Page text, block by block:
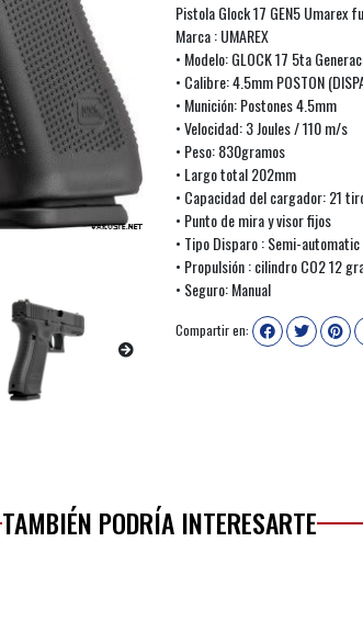
Pistola Glock 17 GEN5 Umarex
Marca : UMAREX
• Modelo: GLOCK 17 5ta
• Calibre: 4.5mm POSTON
• Munición: Postones 4.5mm
• Velocidad: 3 Joules / 110 m/s
• Peso: 830gramos
• Largo total 202mm
• Capacidad del cargador: 21
• Punto de mira y visor fijos
• Tipo Disparo : Semi-automatic
• Propulsión : cilindro CO2 12
• Seguro: Manual
Compartir en:
TAMBIÉN PODRÍA INTERESARTE